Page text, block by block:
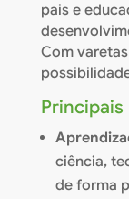
pais e
Com
Principais
ciência,
de forma